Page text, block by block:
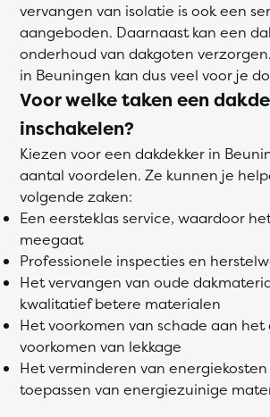
vervangen van isolatie is ook een
aangeboden. Daarnaast kan een
onderhoud van dakgoten
in Beuningen kan dus veel voor je
Voor welke taken een
inschakelen?
Kiezen voor een dakdekker in
aantal voordelen. Ze kunnen je
volgende zaken:
Een eersteklas service, waardoor
meegaat
Professionele inspecties en
Het vervangen van oude
kwalitatief betere materialen
Het voorkomen van schade aan
voorkomen van lekkage
Het verminderen van
toepassen van energiezuinige